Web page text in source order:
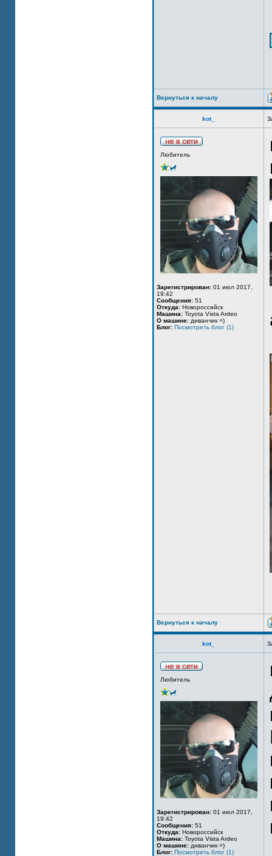
Вернуться к началу
kot_
Любитель
Зарегистрирован: 01 июл 2017,
19:42
Сообщения: 51
Откуда: Новороссийск
Машина: Toyota Vista Ardeo
О машине: диванчик =)
Блог: Посмотреть блог (1)
Вернуться к началу
kot_
Любитель
Зарегистрирован: 01 июл 2017,
19:42
Сообщения: 51
Откуда: Новороссийск
Машина: Toyota Vista Ardeo
О машине: диванчик =)
Блог: Посмотреть блог (1)